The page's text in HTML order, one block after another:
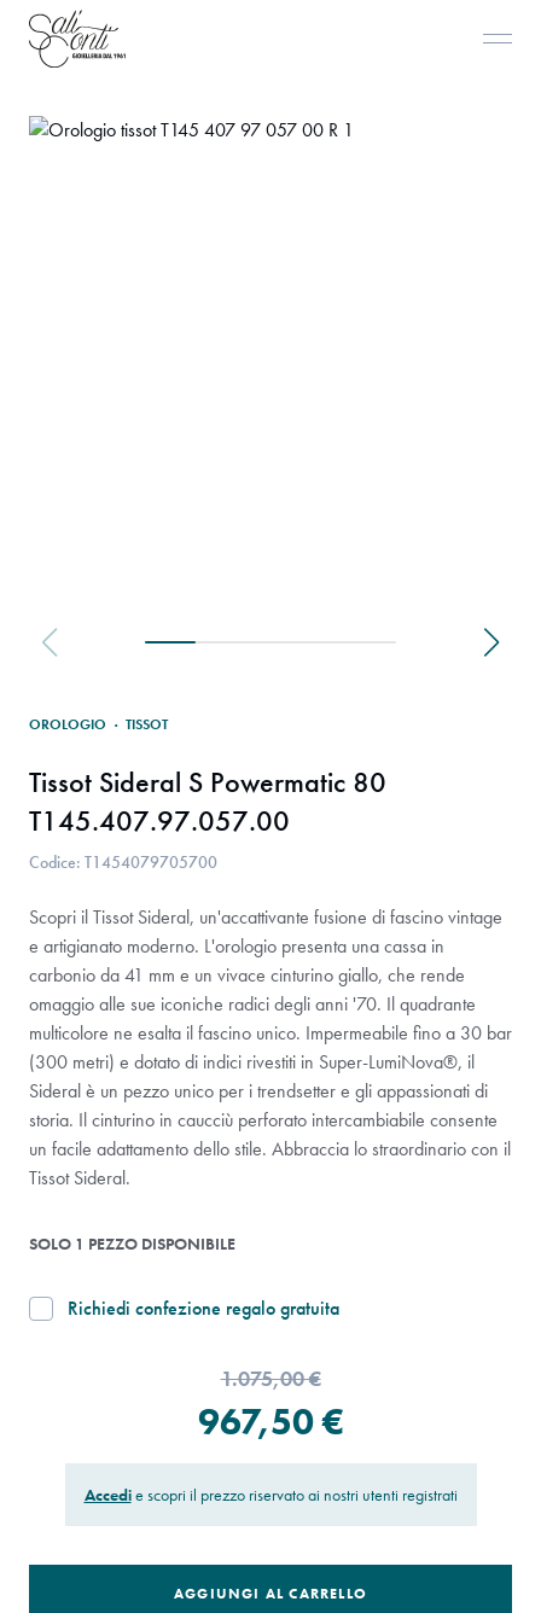
OROLOGIO · TISSOT
Tissot Sideral S Powermatic 80
T145.407.97.057.00
Codice: T1454079705700
Scopri il Tissot Sideral, un'accattivante fusione di fascino vintage
e artigianato moderno. L'orologio presenta una cassa in
carbonio da 41 mm e un vivace cinturino giallo, che rende
omaggio alle sue iconiche radici degli anni '70. Il quadrante
multicolore ne esalta il fascino unico. Impermeabile fino a 30 bar
(300 metri) e dotato di indici rivestiti in Super-LumiNova®, il
Sideral è un pezzo unico per i trendsetter e gli appassionati di
storia. Il cinturino in caucciù perforato intercambiabile consente
un facile adattamento dello stile. Abbraccia lo straordinario con il
Tissot Sideral.
SOLO 1 PEZZO DISPONIBILE
Richiedi confezione regalo gratuita
1.075,00 €
967,50 €
Accedie scopri il prezzo riservato ai nostri utenti registrati
AGGIUNGI AL CARRELLO